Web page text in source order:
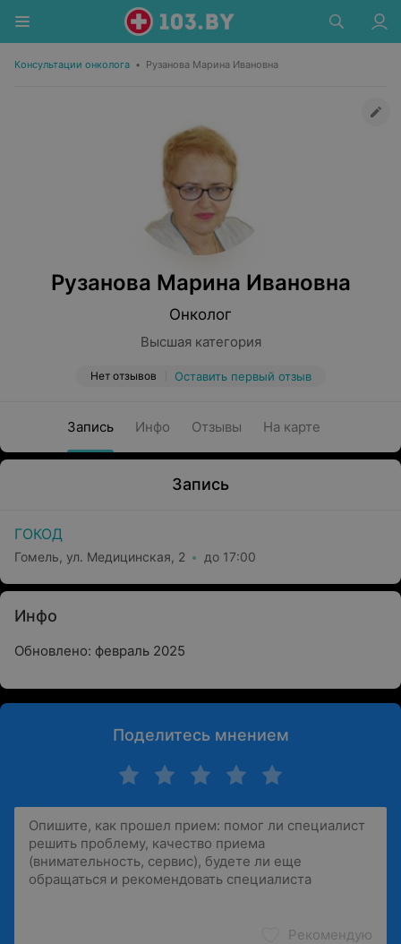
Консультации онколога • Рузанова Марина Ивановна
Рузанова Марина Ивановна
Онколог
Высшая категория
Нет отзывов Оставить первый отзыв
Запись Инфо Отзывы На карте
Запись
ГОКОД
Гомель, ул. Медицинская, 2 до 17:00
Инфо
Обновлено: февраль 2025
Поделитесь мнением
Рекомендую